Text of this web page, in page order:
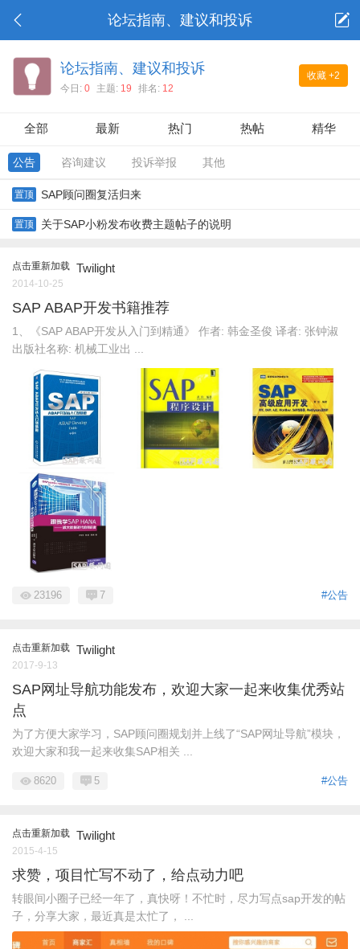
论坛指南、建议和投诉
收藏 +2
论坛指南、建议和投诉
今日: 0 主题: 19 排名: 12
全部 最新 热门 热帖 精华
公告 咨询建议 投诉举报 其他
置顶 SAP顾问圈复活归来
置顶 关于SAP小粉发布收费主题帖子的说明
点击重新加载 Twilight
2014-10-25
SAP ABAP开发书籍推荐
1、《SAP ABAP开发从入门到精通》 作者: 韩金圣俊 译者: 张钟淑
出版社名称: 机械工业出 ...
#公告
23196 7
点击重新加载 Twilight
2017-9-13
SAP网址导航功能发布，欢迎大家一起来收集优秀站
点
为了方便大家学习，SAP顾问圈规划并上线了“SAP网址导航”模块，
欢迎大家和我一起来收集SAP相关 ...
#公告
8620 5
点击重新加载 Twilight
2015-4-15
求赞，项目忙写不动了，给点动力吧
转眼间小圈子已经一年了，真快呀！不忙时，尽力写点sap开发的帖
子，分享大家，最近真是太忙了， ...